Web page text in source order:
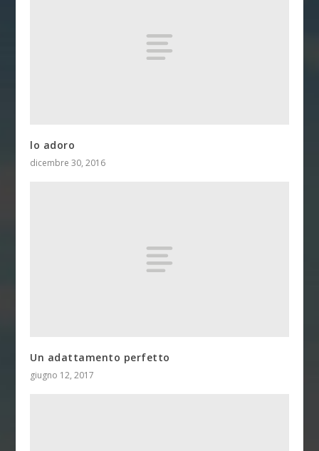
lo adoro
dicembre 30, 2016
Un adattamento perfetto
giugno 12, 2017